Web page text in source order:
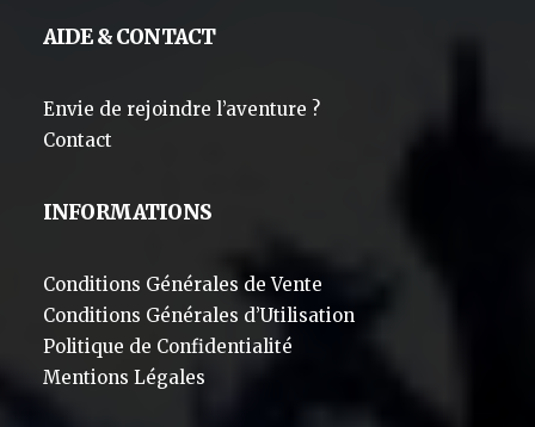
AIDE & CONTACT
Envie de rejoindre l’aventure ?
Contact
INFORMATIONS
Conditions Générales de Vente
Conditions Générales d’Utilisation
Politique de Confidentialité
Mentions Légales